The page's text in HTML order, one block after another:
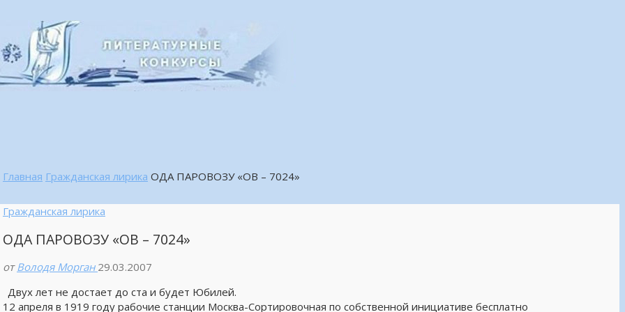
Главная Гражданская лирика ОДА ПАРОВОЗУ «ОВ – 7024»
Гражданская лирика
ОДА ПАРОВОЗУ «ОВ – 7024»
от Володя Морган 29.03.2007
Двух лет не достает до ста и будет Юбилей.
12 апреля в 1919 году рабочие станции Москва-Сортировочная по собственной инициативе бесплатно